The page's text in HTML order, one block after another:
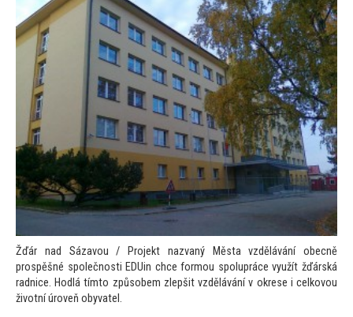
Žďár nad Sázavou / Projekt nazvaný Města vzdělávání obecně
prospěšné společnosti EDUin chce formou spolupráce využít žďárská
radnice. Hodlá tímto způsobem zlepšit vzdělávání v okrese i celkovou
životní úroveň obyvatel.